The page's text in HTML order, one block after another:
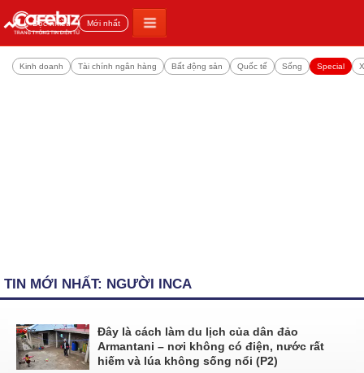
Đọc nhiều Mới nhất
Kinh doanh Tài chính ngân hàng Bất động sản Quốc tế Sống Special
TIN MỚI NHẤT: NGƯỜI INCA
Đây là cách làm du lịch của dân đảo
Armantani – nơi không có điện, nước rất
hiếm và lúa không sống nổi (P2)